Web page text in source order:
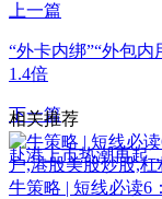
上一篇
“外卡内绑”“外包
1.4倍
下一篇
赴港上市热潮再起
相关推荐
牛策略 | 短线必读6